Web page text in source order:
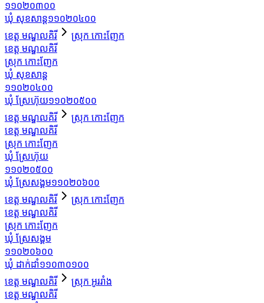
១១០២០៣០០
ឃុំ សុខសាន្ដ១១០២០៤០០
ខេត្ត មណ្ឌលគិរី
ស្រុក កោះញែក
ខេត្ត មណ្ឌលគិរី
ស្រុក កោះញែក
ឃុំ សុខសាន្ដ
១១០២០៤០០
ឃុំ ស្រែហ៊ុយ១១០២០៥០០
ខេត្ត មណ្ឌលគិរី
ស្រុក កោះញែក
ខេត្ត មណ្ឌលគិរី
ស្រុក កោះញែក
ឃុំ ស្រែហ៊ុយ
១១០២០៥០០
ឃុំ ស្រែសង្គម១១០២០៦០០
ខេត្ត មណ្ឌលគិរី
ស្រុក កោះញែក
ខេត្ត មណ្ឌលគិរី
ស្រុក កោះញែក
ឃុំ ស្រែសង្គម
១១០២០៦០០
ឃុំ ដាក់ដាំ១១០៣០១០០
ខេត្ត មណ្ឌលគិរី
ស្រុក អូររាំង
ខេត្ត មណ្ឌលគិរី